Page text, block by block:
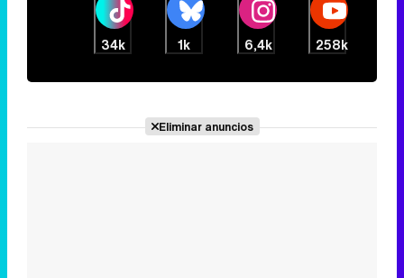
34k 1k 6,4k 258k
Eliminar anuncios